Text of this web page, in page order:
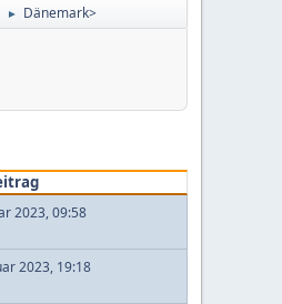
► Dänemark>
2023, 09:58
2023, 19:18